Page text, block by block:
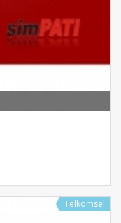
Telkomsel